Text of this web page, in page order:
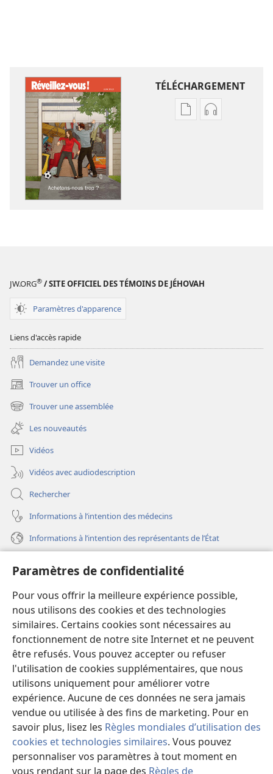
Paramètres de confidentialité
Pour vous offrir la meilleure expérience possible,
nous utilisons des cookies et des technologies
similaires. Certains cookies sont nécessaires au
fonctionnement de notre site Internet et ne peuvent
être refusés. Vous pouvez accepter ou refuser
l'utilisation de cookies supplémentaires, que nous
utilisons uniquement pour améliorer votre
expérience. Aucune de ces données ne sera jamais
vendue ou utilisée à des fins de marketing. Pour en
savoir plus, lisez les Règles mondiales d’utilisation des
cookies et technologies similaires. Vous pouvez
personnaliser vos paramètres à tout moment en
vous rendant sur la page des Règles de
TÉLÉCHARGEMENT
OptionsOptions
JW.ORG® / SITE OFFICIEL DES TÉMOINS DE JÉHOVAH
Paramètres d'apparence
Liens d'accès rapide
Demandez une visite
Trouver un office
(ouvre
une
nouvelle
fenêtre)
Trouver une assemblée
(ouvre
une
nouvelle
fenêtre)
Les nouveautés
Vidéos
Vidéos avec audiodescription
Rechercher
Informations à l’intention des médecins
Informations à l’intention des représentants de l’État
(ouvre
une
nouvelle
fenêtre)
Bibliothèque en ligne
(ouvre
une
nouvelle
fenêtre)
JW Hub®
(ouvre
une
nouvelle
fenêtre)
JW Library
Watchtower Library
Copyright© 2026 Watch Tower Bible and Tract Society of Pennsylvania.